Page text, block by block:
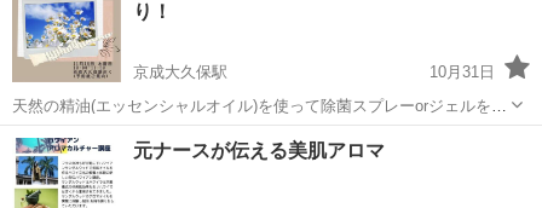
れ、 健康にそして心...
り！
京成大久保駅
10月31日
天然の精油(エッセンシャルオイル)を使って除菌スプレーorジェルを作
ってみませんか♪*ﾟ エッセンシャルオイルは、 香りだけでなく優れた
パワーもあります 香りで癒させれながら一緒に楽しみましょう‎ܾ ܾ 𖥧𓇣𖦥𖥧𖥣
日時:...
千葉 習志野市 京成大久保駅 アロマ
元ナースが伝える美肌アロマ